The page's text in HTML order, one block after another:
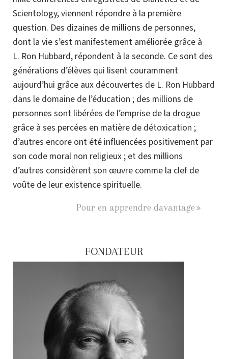
Scientology, viennent répondre à la première
question. Des dizaines de millions de personnes,
dont la vie s’est manifestement améliorée grâce à
L. Ron Hubbard, répondent à la seconde. Ce sont des
générations d’élèves qui lisent couramment
aujourd’hui grâce aux découvertes de L. Ron Hubbard
dans le domaine de l’éducation ; des millions de
personnes sont libérées de l’emprise de la drogue
grâce à ses percées en matière de détoxication ;
d’autres encore ont été influencées positivement par
son code moral non religieux ; et des millions
d’autres considèrent son œuvre comme la clef de
voûte de leur existence spirituelle.
Pour en apprendre davantage
FONDATEUR